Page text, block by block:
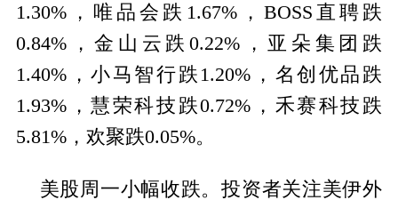
1.30%，唯品会跌1.67%，BOSS直聘跌
0.84%，金山云跌0.22%，亚朵集团跌
1.40%，小马智行跌1.20%，名创优品跌
1.93%，慧荣科技跌0.72%，禾赛科技跌
5.81%，欢聚跌0.05%。
美股周一小幅收跌。投资者关注美伊外